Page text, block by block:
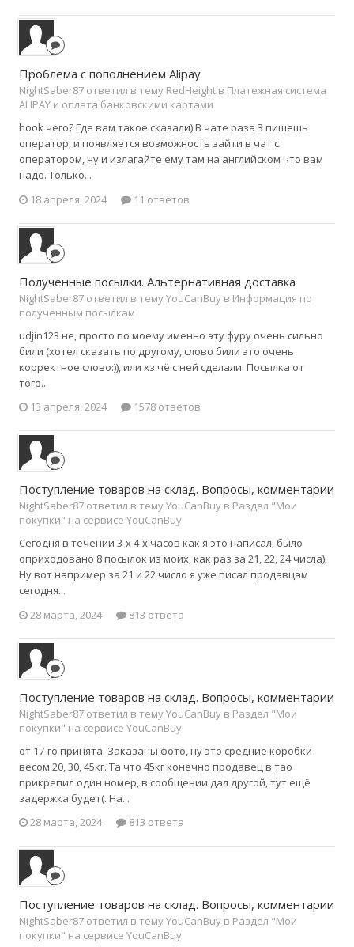
Проблема с пополнением Alipay
NightSaber87 ответил в тему RedHeight в Платежная система
ALIPAY и оплата банковскими картами
hook чего? Где вам такое сказали) В чате раза 3 пишешь
оператор, и появляется возможность зайти в чат с
оператором, ну и излагайте ему там на английском что вам
надо. Только...
18 апреля, 2024
11 ответов
Полученные посылки. Альтернативная доставка
NightSaber87 ответил в тему YouCanBuy в Информация по
полученным посылкам
udjin123 не, просто по моему именно эту фуру очень сильно
били (хотел сказать по другому, слово били это очень
корректное слово:)), или хз чё с ней сделали. Посылка от
того...
13 апреля, 2024
1578 ответов
Поступление товаров на склад. Вопросы, комментарии
NightSaber87 ответил в тему YouCanBuy в Раздел "Мои
покупки" на сервисе YouCanBuy
Сегодня в течении 3-х 4-х часов как я это написал, было
оприходовано 8 посылок из моих, как раз за 21, 22, 24 числа).
Ну вот например за 21 и 22 число я уже писал продавцам
сегодня...
28 марта, 2024
813 ответа
Поступление товаров на склад. Вопросы, комментарии
NightSaber87 ответил в тему YouCanBuy в Раздел "Мои
покупки" на сервисе YouCanBuy
от 17-го принята. Заказаны фото, ну это средние коробки
весом 20, 30, 45кг. Та что 45кг конечно продавец в тао
прикрепил один номер, в сообщении дал другой, тут ещё
задержка будет(. На...
28 марта, 2024
813 ответа
Поступление товаров на склад. Вопросы, комментарии
NightSaber87 ответил в тему YouCanBuy в Раздел "Мои
покупки" на сервисе YouCanBuy